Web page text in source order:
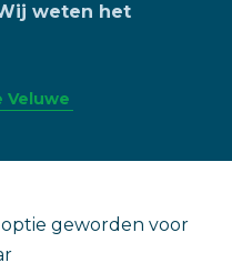
weten het
Veluwe
geworden voor